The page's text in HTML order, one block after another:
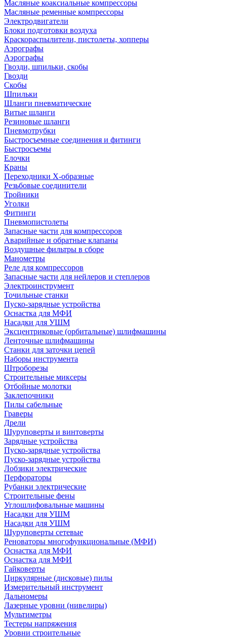
Масляные коаксиальные компрессоры
Масляные ременные компрессоры
Электродвигатели
Блоки подготовки воздуха
Краскораспылители, пистолеты, хопперы
Аэрографы
Аэрографы
Гвозди, шпильки, скобы
Гвозди
Скобы
Шпильки
Шланги пневматические
Витые шланги
Резиновые шланги
Пневмотрубки
Быстросъемные соединения и фитинги
Быстросъемы
Елочки
Краны
Переходники Х-образные
Резьбовые соединители
Тройники
Уголки
Фитинги
Пневмопистолеты
Запасные части для компрессоров
Аварийные и обратные клапаны
Воздушные фильтры в сборе
Манометры
Реле для компрессоров
Запасные части для нейлеров и степлеров
Электроинструмент
Точильные станки
Пуско-зарядные устройства
Оснастка для МФИ
Насадки для УШМ
Эксцентриковые (орбитальные) шлифмашины
Ленточные шлифмашины
Станки для заточки цепей
Наборы инструмента
Штроборезы
Строительные миксеры
Отбойные молотки
Заклепочники
Пилы сабельные
Граверы
Дрели
Шуруповерты и винтоверты
Зарядные устройства
Пуско-зарядные устройства
Пуско-зарядные устройства
Лобзики электрические
Перфораторы
Рубанки электрические
Строительные фены
Углошлифовальные машины
Насадки для УШМ
Насадки для УШМ
Шуруповерты сетевые
Реноваторы многофункциональные (МФИ)
Оснастка для МФИ
Оснастка для МФИ
Гайковерты
Циркулярные (дисковые) пилы
Измерительный инструмент
Дальномеры
Лазерные уровни (нивелиры)
Мультиметры
Тестеры напряжения
Уровни строительные